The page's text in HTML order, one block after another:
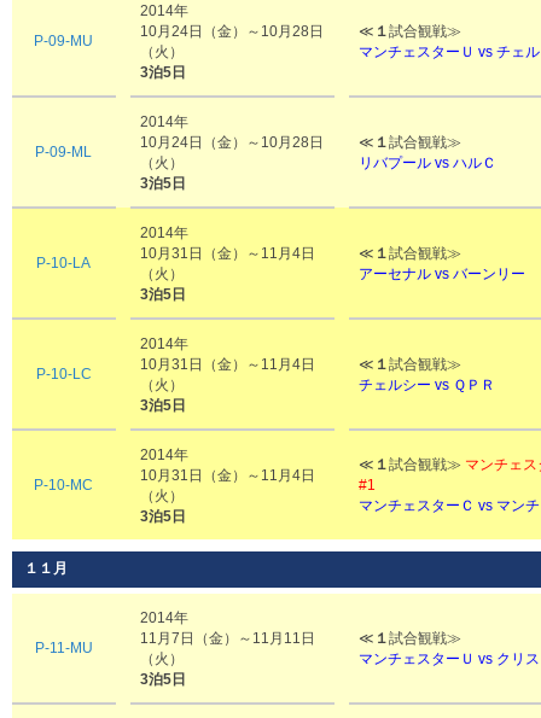
P-09-MU
2014年
10月24日（金）～10月28日
（火）
3泊5日
≪ １試合観戦≫
マンチェスターＵ vs チェ
P-09-ML
2014年
10月24日（金）～10月28日
（火）
3泊5日
≪ １試合観戦≫
リバプール vs ハルＣ
P-10-LA
2014年
10月31日（金）～11月4日
（火）
3泊5日
≪ １試合観戦≫
アーセナル vs バーンリー
P-10-LC
2014年
10月31日（金）～11月4日
（火）
3泊5日
≪ １試合観戦≫
チェルシー vs ＱＰＲ
P-10-MC
2014年
10月31日（金）～11月4日
（火）
3泊5日
≪ １試合観戦≫ マンチェ
#1
マンチェスターＣ vs マン
１１月
P-11-MU
2014年
11月7日（金）～11月11日
（火）
3泊5日
≪ １試合観戦≫
マンチェスターＵ vs クリ